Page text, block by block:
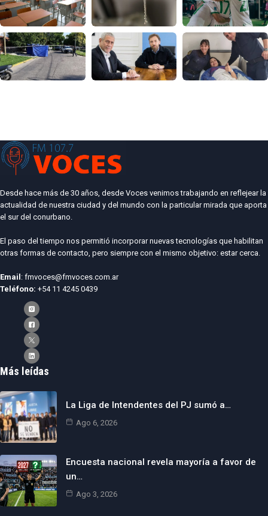
Desde hace más de 30 años, desde Voces venimos trabajando en reflejear la
actualidad de nuestra ciudad y del mundo con la particular mirada que aporta
el sur del conurbano.
El paso del tiempo nos permitió incorporar nuevas tecnologías que habilitan
otras formas de contacto, pero siempre con el mismo objetivo: estar cerca.
Email : fmvoces@fmvoces.com.ar
Teléfono: +54 11 4245 0439
Más leídas
La Liga de Intendentes del PJ sumó a…
Ago 6, 2026
Encuesta nacional revela mayoría a favor de
un…
Ago 3, 2026